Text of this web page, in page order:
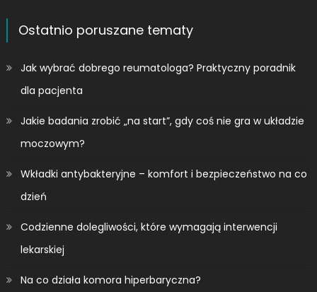
Ostatnio poruszane tematy
Jak wybrać dobrego reumatologa? Praktyczny poradnik
dla pacjenta
Jakie badania zrobić „na start”, gdy coś nie gra w układzie
moczowym?
Wkładki antybakteryjne – komfort i bezpieczeństwo na co
dzień
Codzienne dolegliwości, które wymagają interwencji
lekarskiej
Na co działa komora hiperbaryczna?